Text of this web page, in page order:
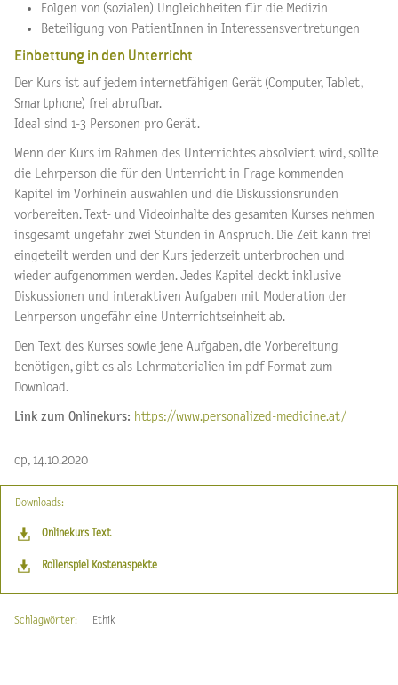
Folgen von (sozialen) Ungleichheiten für die Medizin
Beteiligung von PatientInnen in Interessensvertretungen
Einbettung in den Unterricht
Der Kurs ist auf jedem internetfähigen Gerät (Computer, Tablet,
Smartphone) frei abrufbar.
Ideal sind 1-3 Personen pro Gerät.
Wenn der Kurs im Rahmen des Unterrichtes absolviert wird, sollte
die Lehrperson die für den Unterricht in Frage kommenden
Kapitel im Vorhinein auswählen und die Diskussionsrunden
vorbereiten. Text- und Videoinhalte des gesamten Kurses nehmen
insgesamt ungefähr zwei Stunden in Anspruch. Die Zeit kann frei
eingeteilt werden und der Kurs jederzeit unterbrochen und
wieder aufgenommen werden. Jedes Kapitel deckt inklusive
Diskussionen und interaktiven Aufgaben mit Moderation der
Lehrperson ungefähr eine Unterrichtseinheit ab.
Den Text des Kurses sowie jene Aufgaben, die Vorbereitung
benötigen, gibt es als Lehrmaterialien im pdf Format zum
Download.
Link zum Onlinekurs: https://www.personalized-medicine.at/
cp, 14.10.2020
Downloads:
Onlinekurs Text
Rollenspiel Kostenaspekte
Schlagwörter: Ethik